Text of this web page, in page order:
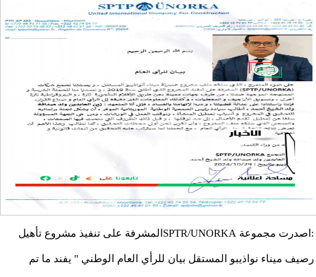
:اصدرت مجموعة SPTR/UNORKAالمشرفة على تنفيذ مشروع تأهيل
رصيف ميناء نواذيبو المستقل بيان للرأي العام الوطني " يفند ما تم